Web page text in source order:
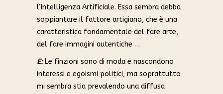
l’Intelligenza Artificiale. Essa sembra debba
soppiantare il fattore artigiano, che è una
caratteristica fondamentale del fare arte,
del fare immagini autentiche …
E:Le finzioni sono di moda e nascondono
interessi e egoismi politici, ma soprattutto
mi sembra stia prevalendo una diffusa